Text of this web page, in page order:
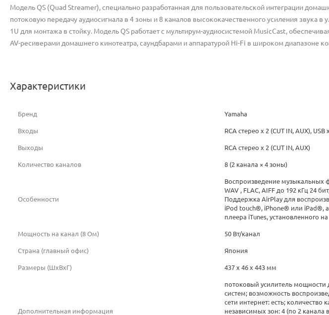
Модель QS (Quad Streamer), специально разработанная для пользовательской интеграции
потоковую передачу аудиосигнала в 4 зоны и 8 каналов высококачественного усиления звука в
1U для монтажа в стойку. Модель QS работает с мультирум-аудиосистемой MusicCast,
AV-ресиверами домашнего кинотеатра, саундбарами и аппаратурой Hi-Fi в широком диапазоне
Характеристики
Бренд Yamaha
Входы RCA стерео х 2 (CUT IN, AUX), USB
Выходы RCA стерео х 2 (CUT IN, AUX)
Количество каналов 8 (2 канала × 4 зоны)
Особенности
Воспроизведение музыкальных
WAV , FLAC, AIFF до 192 кГц 24
Поддержка AirPlay для
iPod touch®, iPhone® или iPad®,
плеера iTunes, установленного
Мощность на канал (8 Ом) 50 Вт/канал
Страна (главный офис) Япония
Размеры (ШxВxГ) 437 x 46 x 443 мм
Дополнительная информация
потоковый усилитель
систем; возможность
сети интернет: есть; количество
независимых зон: 4 (по 2